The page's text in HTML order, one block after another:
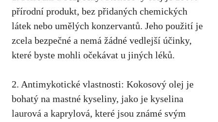
přírodní produkt, bez‍ přidaných chemických
látek nebo​ umělých⁤ konzervantů. Jeho použití je
zcela⁢ bezpečné a nemá žádné vedlejší účinky,
které ‌byste mohli očekávat u jiných léků.
2. Antimykotické vlastnosti: Kokosový olej je
bohatý na mastné ‌kyseliny, jako je kyselina
laurová a kaprylová, které jsou známé svým